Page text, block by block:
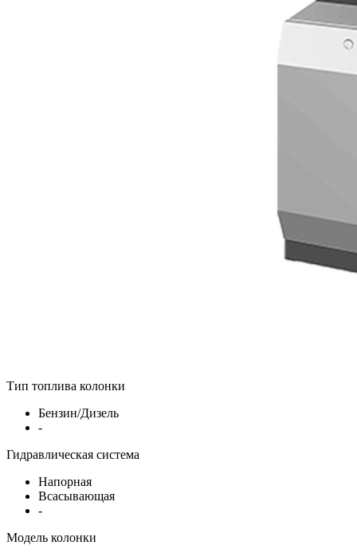
Тип топлива колонки
Бензин/Дизель
-
Гидравлическая система
Напорная
Всасывающая
-
Модель колонки